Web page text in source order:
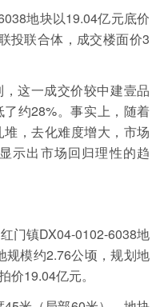
事件
要闻
房地产建材
消费
银行
信托交易
品牌活动
党建
地块以19.04亿元底价
投联合体，成交楼面价3
，这一成交价较中建壹品
约28%。事实上，随着
，去化难度增大，市场
示出市场回归理性的趋
门镇DX04-0102-6038地
规模约2.76公顷，规划地
价19.04亿元。